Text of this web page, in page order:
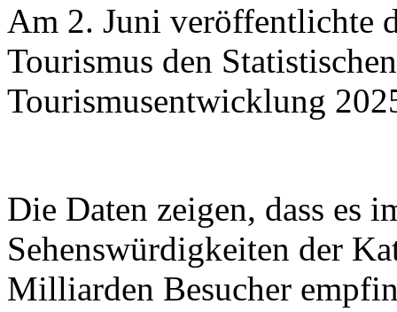
Am 2. Juni veröffentlichte
Tourismus den
Tourismusentwicklung
Die Daten zeigen, dass es
Sehenswürdigkeiten der
Milliarden Besucher